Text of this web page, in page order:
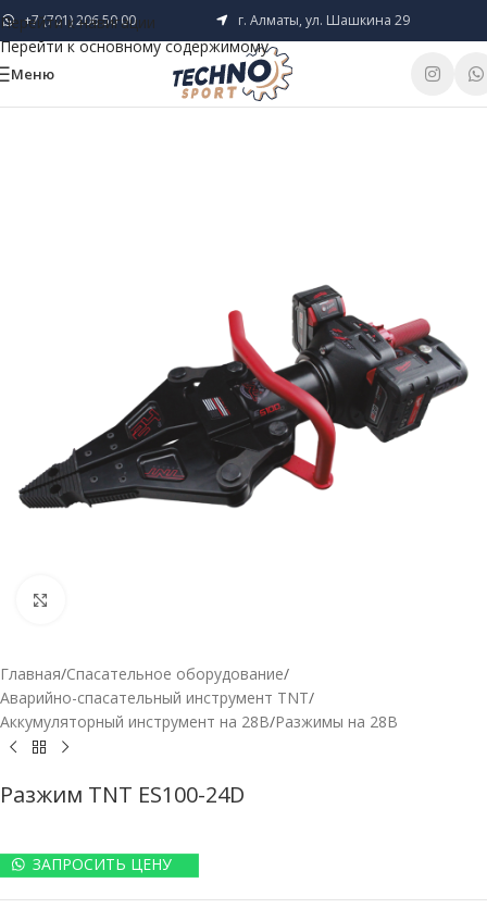
Перейти к навигации
Перейти к основному содержимому
+7 (701) 206 50 00 г. Алматы, ул. Шашкина 29
Меню
Главная/Спасательное оборудование/
Аварийно-спасательный инструмент TNT/
Аккумуляторный инструмент на 28В/Разжимы на 28В
Разжим TNT ES100-24D
ЗАПРОСИТЬ ЦЕНУ